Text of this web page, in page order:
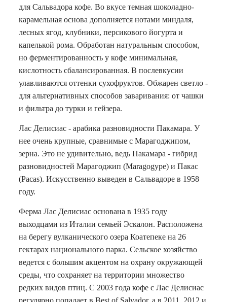
для Сальвадора кофе. Во вкусе темная шоколадно-
карамельная основа дополняется нотами миндаля,
лесных ягод, клубники, персикового йогурта и
капелькой рома. Обработан натуральным способом,
но ферментированность у кофе минимальная,
кислотность сбалансированная. В послевкусии
улавливаются оттенки сухофруктов. Обжарен светло -
для альтернативных способов заваривания: от чашки
и фильтра до турки и гейзера.
Лас Делисиас - арабика разновидности Пакамара. У
нее очень крупные, сравнимые с Марагоджипом,
зерна. Это не удивительно, ведь Пакамара - гибрид
разновидностей Марагоджип (Maragogype) и Пакас
(Pacas). Искусственно выведен в Сальвадоре в 1958
году.
Ферма Лас Делисиас основана в 1935 году
выходцами из Италии семьей Эскалон. Расположена
на берегу вулканического озера Коатепеке на 26
гектарах национального парка. Сельское хозяйство
ведется с большим акцентом на охрану окружающей
среды, что сохраняет на территории множество
редких видов птиц. С 2003 года кофе с Лас Делисиас
регулярно попадает в Best of Salvador, а в 2011, 2012 и